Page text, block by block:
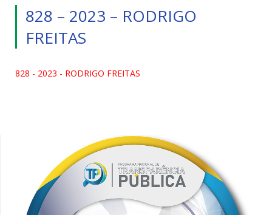
828 – 2023 – RODRIGO
FREITAS
828 - 2023 - RODRIGO FREITAS